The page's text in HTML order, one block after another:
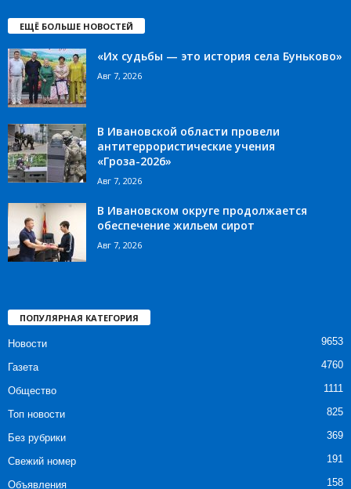
ЕЩЁ БОЛЬШЕ НОВОСТЕЙ
«Их судьбы — это история села Буньково»
Авг 7, 2026
В Ивановской области провели
антитеррористические учения
«Гроза-2026»
Авг 7, 2026
В Ивановском округе продолжается
обеспечение жильем сирот
Авг 7, 2026
ПОПУЛЯРНАЯ КАТЕГОРИЯ
Новости 9653
Газета 4760
Общество 1111
Топ новости 825
Без рубрики 369
Свежий номер 191
Объявления 158